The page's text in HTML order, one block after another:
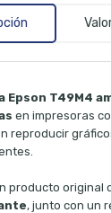
Epson T49M4
en impresoras
reproducir
producto original
, junto con un